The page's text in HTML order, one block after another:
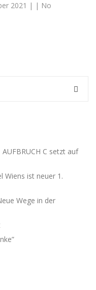
2021 | | No
C setzt auf
Wiens ist neuer 1.
Wege in der